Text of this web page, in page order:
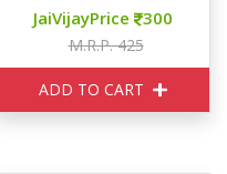
JaiVijayPrice 300
M.R.P. 425
ADD TO CART